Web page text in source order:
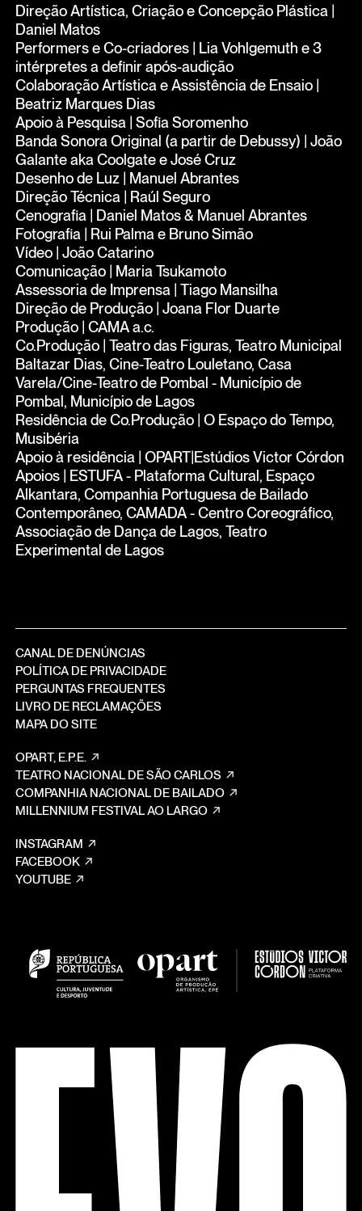
Direção Artística, Criação e Concepção Plástica |
Daniel Matos
Performers e Co-criadores | Lia Vohlgemuth e 3
intérpretes a definir após-audição
Colaboração Artística e Assistência de Ensaio |
Beatriz Marques Dias
Apoio à Pesquisa | Sofia Soromenho
Banda Sonora Original (a partir de Debussy) | João
Galante aka Coolgate e José Cruz
Desenho de Luz | Manuel Abrantes
Direção Técnica | Raúl Seguro
Cenografia | Daniel Matos & Manuel Abrantes
Fotografia | Rui Palma e Bruno Simão
Vídeo | João Catarino
Comunicação | Maria Tsukamoto
Assessoria de Imprensa | Tiago Mansilha
Direção de Produção | Joana Flor Duarte
Produção | CAMA a.c.
Co.Produção | Teatro das Figuras, Teatro Municipal
Baltazar Dias, Cine-Teatro Louletano, Casa
Varela/Cine-Teatro de Pombal - Município de
Pombal, Município de Lagos
Residência de Co.Produção | O Espaço do Tempo,
Musibéria
Apoio à residência | OPART|Estúdios Victor Córdon
Apoios | ESTUFA - Plataforma Cultural, Espaço
Alkantara, Companhia Portuguesa de Bailado
Contemporâneo, CAMADA - Centro Coreográfico,
Associação de Dança de Lagos, Teatro
Experimental de Lagos
CANAL DE DENÚNCIAS
POLÍTICA DE PRIVACIDADE
PERGUNTAS FREQUENTES
LIVRO DE RECLAMAÇÕES
MAPA DO SITE
OPART, E.P.E.
TEATRO NACIONAL DE SÃO CARLOS
COMPANHIA NACIONAL DE BAILADO
MILLENNIUM FESTIVAL AO LARGO
INSTAGRAM
FACEBOOK
YOUTUBE